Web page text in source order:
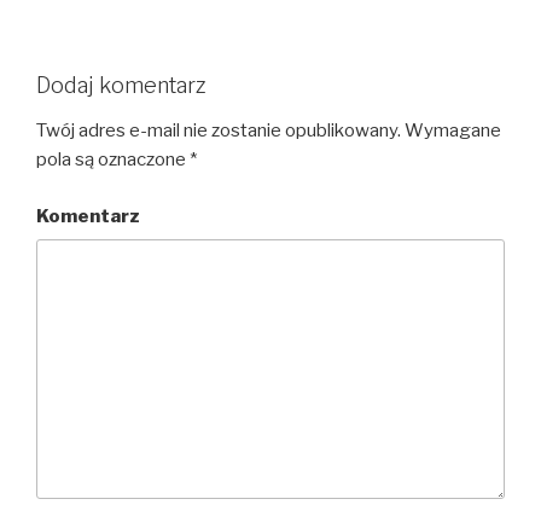
Dodaj komentarz
Twój adres e-mail nie zostanie opublikowany. Wymagane
pola są oznaczone *
Komentarz